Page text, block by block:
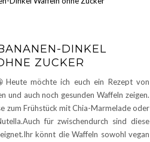
DINKEL
ZUCKER
möchte ich euch ein Rezept von
und auch noch gesunden Waffeln zeigen.
zum Frühstück mit Chia-Marmelade oder
für zwischendurch sind diese
könnt die Waffeln sowohl vegan